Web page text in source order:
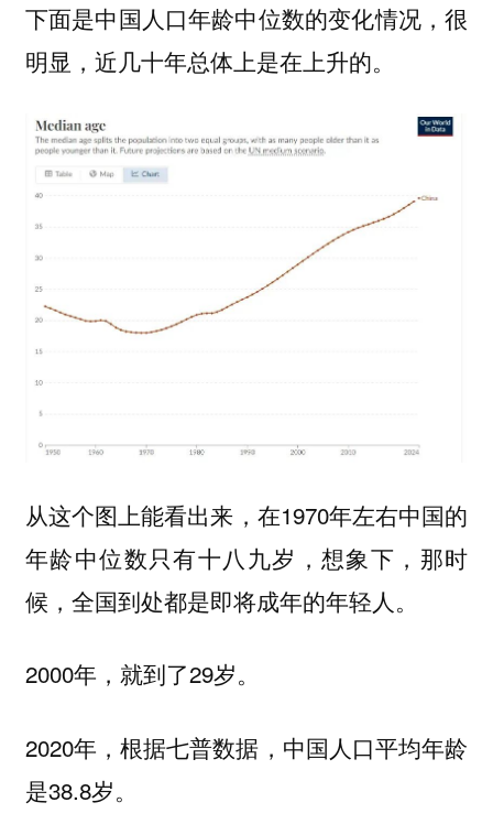
下面是中国人口年龄中位数的变化情况，很
明显，近几十年总体上是在上升的。
从这个图上能看出来，在1970年左右中国的
年龄中位数只有十八九岁，想象下，那时
候，全国到处都是即将成年的年轻人。
2000年，就到了29岁。
2020年，根据七普数据，中国人口平均年龄
是38.8岁。